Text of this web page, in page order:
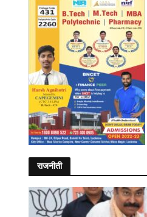
राजनीती